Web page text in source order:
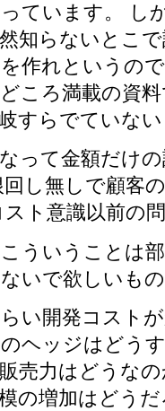
ています。 し
知らないとこ
作れというの
ころ満載の資
すらでていな
って金額だけ
回し無しで顧客
スト意識以前の
ういうことは
いで欲しいも
い開発コスト
ヘッジはどう
売力はどうな
の増加はどう